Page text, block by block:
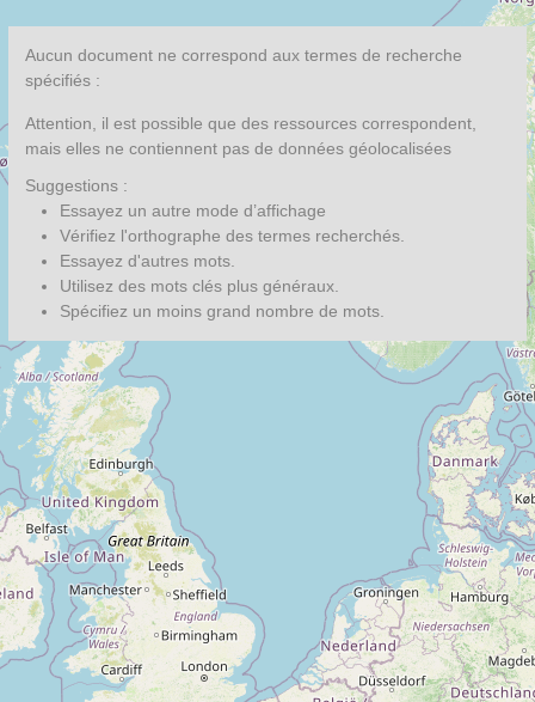
Aucun document ne correspond aux termes de recherche
spécifiés :
Attention, il est possible que des ressources correspondent,
mais elles ne contiennent pas de données géolocalisées
Suggestions :
Essayez un autre mode d’affichage
Vérifiez l'orthographe des termes recherchés.
Essayez d'autres mots.
Utilisez des mots clés plus généraux.
Spécifiez un moins grand nombre de mots.